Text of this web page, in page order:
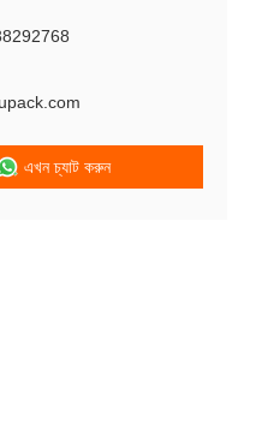
এখন চ্যাট করুন